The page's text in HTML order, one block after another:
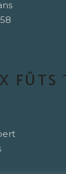
FÛTS